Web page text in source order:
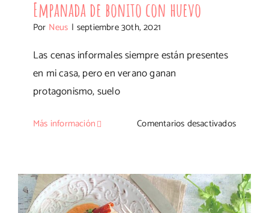
Empanada de bonito con huevo
Por Neus | septiembre 30th, 2021
Las cenas informales siempre están presentes
en mi casa, pero en verano ganan
protagonismo, suelo
Más información Comentarios desactivadosen
bonito
con
huevo